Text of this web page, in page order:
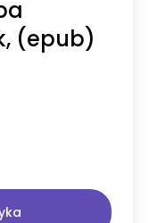
(epub)